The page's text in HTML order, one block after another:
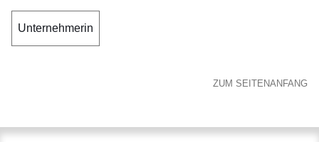
Unternehmerin
ZUM SEITENANFANG